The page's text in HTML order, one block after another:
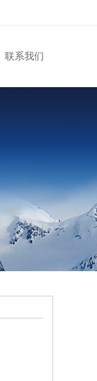
联系我们